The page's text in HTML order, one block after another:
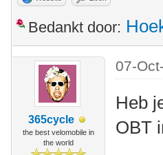
Bedankt door:
365cycle
the best velomobile in
the world
07-
Heb
OBT